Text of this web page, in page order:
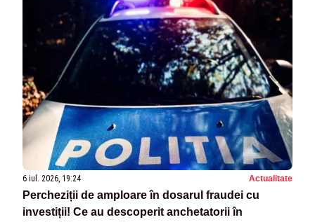
6 iul. 2026, 19:24 Actualitate
Percheziții de amploare în dosarul fraudei cu
investiții! Ce au descoperit anchetatorii în